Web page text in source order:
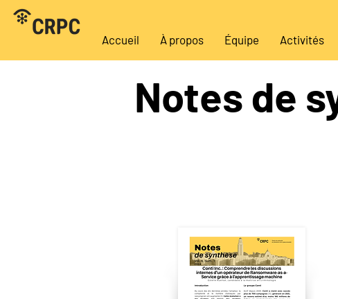
Accueil À propos Équipe Activités
Notes de